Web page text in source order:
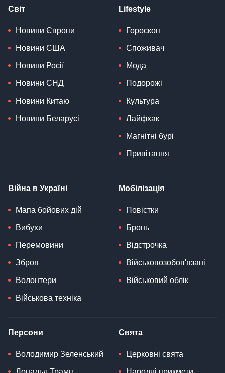
Світ
Новини Європи
Новини США
Новини Росії
Новини СНД
Новини Китаю
Новини Беларусі
Lifestyle
Гороскоп
Споживач
Мода
Подорожі
Культура
Лайфхак
Магнітні бурі
Привітання
Війна в Україні
Мапа бойових дій
Вибухи
Перемовини
Зброя
Волонтери
Військова техніка
Мобілізація
Повістки
Бронь
Відстрочка
Військовозобов'язані
Військовий облік
Персони
Володимир Зеленський
Свята
Церковні свята